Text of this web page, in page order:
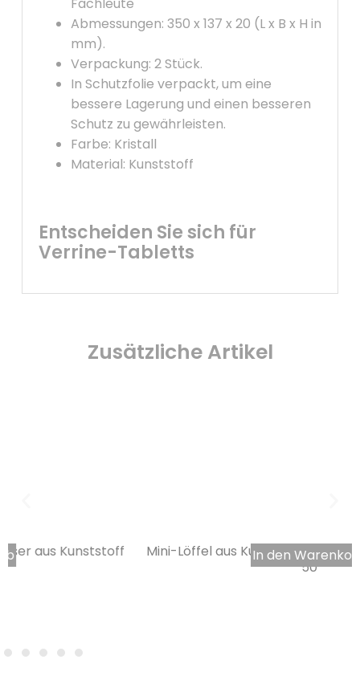
Fachleute
Abmessungen: 350 x 137 x 20 (L x B x H in
mm).
Verpackung: 2 Stück.
In Schutzfolie verpackt, um eine
bessere Lagerung und einen besseren
Schutz zu gewährleisten.
Farbe: Kristall
Material: Kunststoff
Entscheiden Sie sich für
Verrine-Tabletts
Zusätzliche Artikel
Mini-Löffel aus Kunststoff Kristallglas für Verrine pro
In den Warenkorb